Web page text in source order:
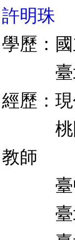
許明珠
學歷：
臺北
經歷：
桃園
教師
臺中
臺北